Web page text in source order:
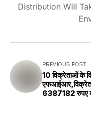
Distribution Will
PREVIOUS POST
10 विक्रेताओं के
6387182 रुपए